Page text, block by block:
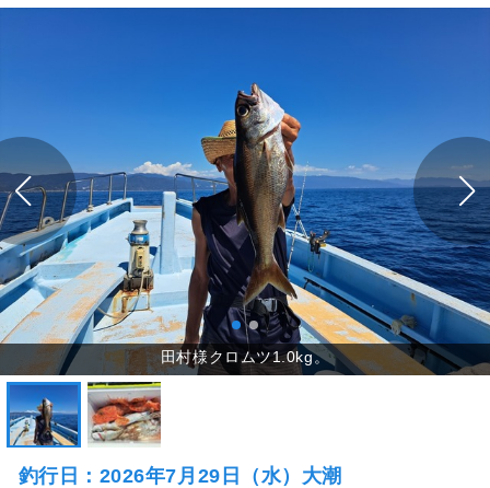
釣行日：2026年7月29日（水）大潮